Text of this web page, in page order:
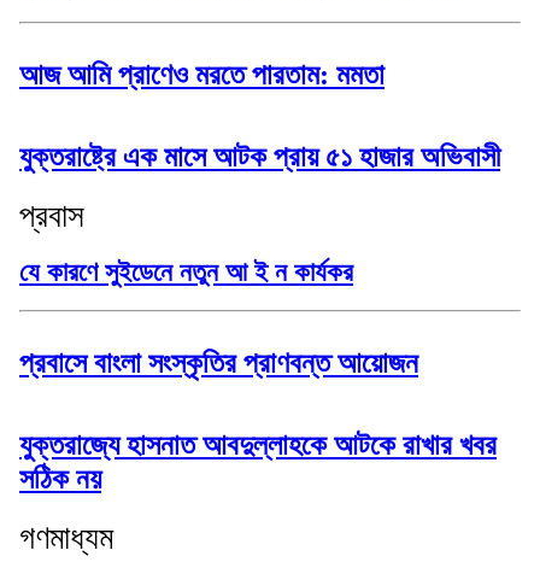
আজ আমি প্রাণেও মরতে পারতাম: মমতা
যুক্তরাষ্ট্রে এক মাসে আটক প্রায় ৫১ হাজার অভিবাসী
প্রবাস
যে কারণে সুইডেনে নতুন আ ই ন কার্যকর
প্রবাসে বাংলা সংস্কৃতির প্রাণবন্ত আয়োজন
যুক্তরাজ্যে হাসনাত আবদুল্লাহকে আটকে রাখার খবর
সঠিক নয়
গণমাধ্যম